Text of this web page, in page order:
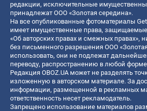
редакции, исключительные
принадлежат ООО «Золотая середина».
На все опубликованные фотоматериалы
имеет имущественные права,
«Об авторских правах и смежных правах»,
без письменного разрешения ООО
использовать, они не подлежат
переводу, распространению в любой
Редакция OBOZ.UA может не разделять
изложенную в авторском материале. За
информации, размещенной в рекламных
ответственность несет рекламодатель.
Запрещено использование материалов